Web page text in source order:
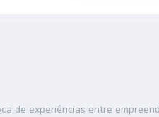
de experiências entre